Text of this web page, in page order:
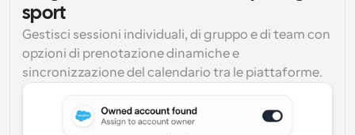
sport
Gestisci sessioni individuali, di gruppo e di team con
opzioni di prenotazione dinamiche e
sincronizzazione del calendario tra le piattaforme.